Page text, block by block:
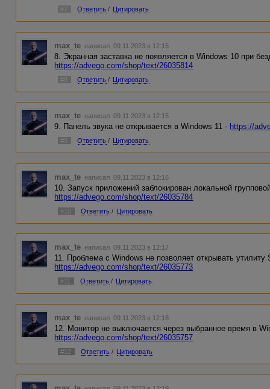
#7 Ответить / Цитировать
max_te написал 09.11.2023 в 12:15
8. Экранная заставка не появляется в Windows 10 при
https://advego.com/shop/text/26035814
#8 Ответить / Цитировать
max_te написал 09.11.2023 в 12:15
9. Панель звука не открывается в Windows 11 - https://
#9 Ответить / Цитировать
max_te написал 09.11.2023 в 12:16
10. Запуск приложений заблокирован локальной
https://advego.com/shop/text/26035784
#10 Ответить / Цитировать
max_te написал 09.11.2023 в 12:17
11. Проблема с Windows не позволяет открывать утилиту
https://advego.com/shop/text/26035773
#11 Ответить / Цитировать
max_te написал 09.11.2023 в 12:18
12. Монитор не выключается через выбранное время в
https://advego.com/shop/text/26035757
#12 Ответить / Цитировать